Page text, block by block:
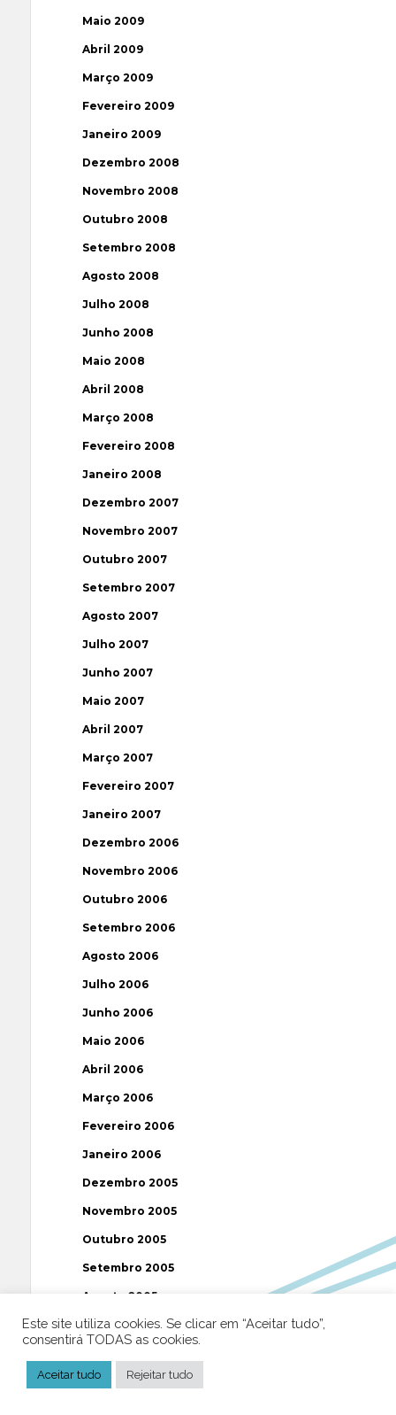
Maio 2009
Abril 2009
Março 2009
Fevereiro 2009
Janeiro 2009
Dezembro 2008
Novembro 2008
Outubro 2008
Setembro 2008
Agosto 2008
Julho 2008
Junho 2008
Maio 2008
Abril 2008
Março 2008
Fevereiro 2008
Janeiro 2008
Dezembro 2007
Novembro 2007
Outubro 2007
Setembro 2007
Agosto 2007
Julho 2007
Junho 2007
Maio 2007
Abril 2007
Março 2007
Fevereiro 2007
Janeiro 2007
Dezembro 2006
Novembro 2006
Outubro 2006
Setembro 2006
Agosto 2006
Julho 2006
Junho 2006
Maio 2006
Abril 2006
Março 2006
Fevereiro 2006
Janeiro 2006
Dezembro 2005
Novembro 2005
Outubro 2005
Setembro 2005
Agosto 2005
Julho 2005
Maio 2005
Este site utiliza cookies. Se clicar em “Aceitar tudo”,
consentirá TODAS as cookies.
Aceitar tudo Rejeitar tudo